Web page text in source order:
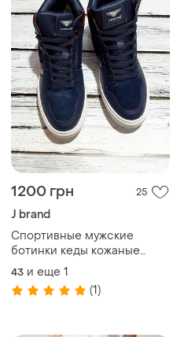
1200 грн 25
J brand
Спортивные мужские
ботинки кеды кожаные
замшевые утепленные
демисезонные из
натуральной замши
43 и еще 1
(1)